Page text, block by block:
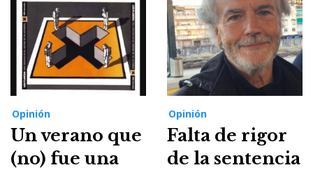
Opinión
Un verano que
(no) fue una
Opinión
Falta de rigor
de la sentencia